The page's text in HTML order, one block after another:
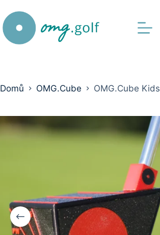
na
obsah
Domů OMG.Cube OMG.Cube Kids